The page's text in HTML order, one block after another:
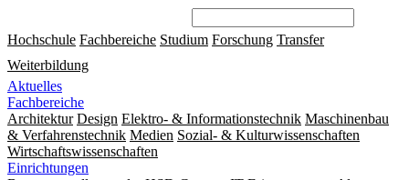
Hochschule Fachbereiche Studium Forschung Transfer
Weiterbildung
Aktuelles
Fachbereiche
Architektur Design Elektro- & Informationstechnik Maschinenbau
& Verfahrenstechnik Medien Sozial- & Kulturwissenschaften
Wirtschaftswissenschaften
Einrichtungen